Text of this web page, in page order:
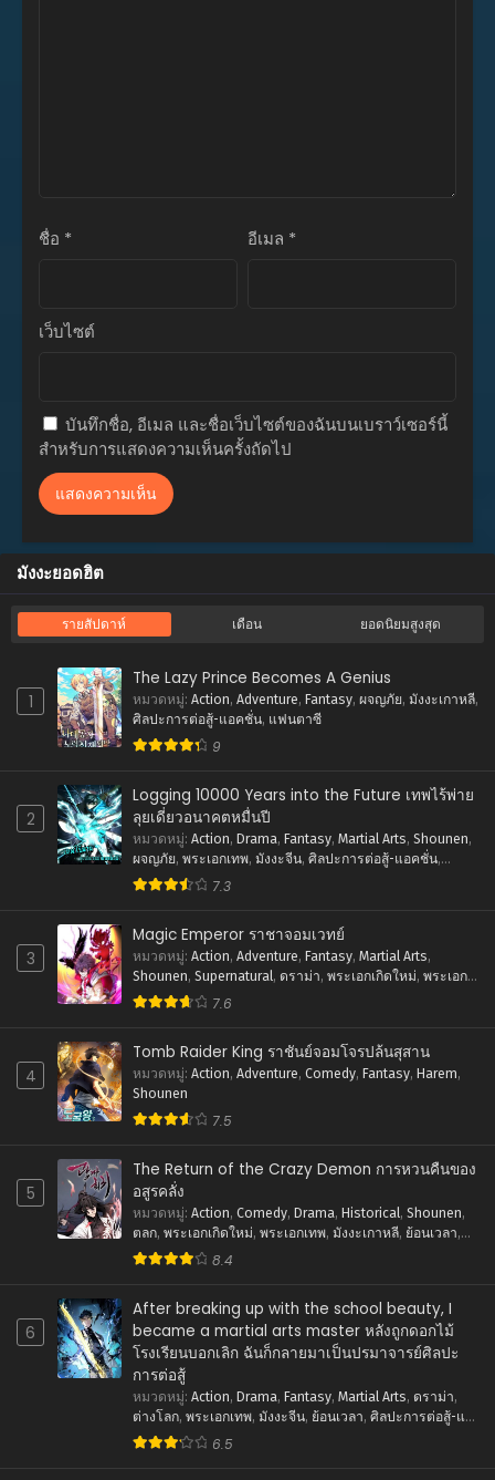
ตอนที่ 71
ธันวาคม 4, 2025
ตอนที่ 68
ธันวาคม 4, 2025
ตอนที่ 67
ตอนที่ 66
ธันวาคม 4, 2025
ตอนที่ 65
ตอนที่ 64
ธันวาคม 4, 2025
ธันวาคม 4, 2025
ตอนที่ 62
ธันวาคม 4, 2025
ธันวาคม 4, 2025
ตอนที่ 60
ธันวาคม 4, 2025
ตอนที่ 59
ธันวาคม 4, 2025
ตอนที่ 58
ตอนที่ 57
ธันวาคม 4, 2025
ธันวาคม 4, 2025
ตอนที่ 55
ธันวาคม 4, 2025
ตอนที่ 54
ธันวาคม 4, 2025
ชื่อ * อีเมล *
เว็บไซต์
บันทึกชื่อ, อีเมล และชื่อเว็บไซต์ของฉันบนเบราว์เซอร์นี้
สำหรับการแสดงความเห็นครั้งถัดไป
มังงะยอดฮิต
รายสัปดาห์ เดือน ยอดนิยมสูงสุด
1
The Lazy Prince Becomes A Genius
หมวดหมู่: Action, Adventure, Fantasy, ผจญภัย, มังงะเกาหลี,
ศิลปะการต่อสู้-แอคชั่น, แฟนตาซี
9
2
Logging 10000 Years into the Future เทพไร้พ่าย
ลุยเดี่ยวอนาคตหมื่นปี
หมวดหมู่: Action, Drama, Fantasy, Martial Arts, Shounen,
ผจญภัย, พระเอกเทพ, มังงะจีน, ศิลปะการต่อสู้-แอคชั่น,
แฟนตาซี
7.3
3
Magic Emperor ราชาจอมเวทย์
หมวดหมู่: Action, Adventure, Fantasy, Martial Arts,
Shounen, Supernatural, ดราม่า, พระเอกเกิดใหม่, พระเอก
เทพ,ภัยภิบัติ, มังงะจีน
7.6
4
Tomb Raider King ราชันย์จอมโจรปล้นสุสาน
หมวดหมู่: Action, Adventure, Comedy, Fantasy, Harem,
Shounen
7.5
5
The Return of the Crazy Demon การหวนคืนของ
อสูรคลั่ง
หมวดหมู่: Action, Comedy, Drama, Historical, Shounen,
ตลก, พระเอกเกิดใหม่, พระเอกเทพ, มังงะเกาหลี, ย้อนเวลา,
ศิลปะการต่อสู้-แอคชั่น
8.4
6
After breaking up with the school beauty, I
became a martial arts master หลังถูกดอกไม้
โรงเรียนบอกเลิก ฉันก็กลายมาเป็นปรมาจารย์ศิลปะ
การต่อสู้
หมวดหมู่: Action, Drama, Fantasy, Martial Arts, ดราม่า,
ต่างโลก, พระเอกเทพ, มังงะจีน, ย้อนเวลา, ศิลปะการต่อสู้-แอ
คชั่น,แฟนตาซี6.5